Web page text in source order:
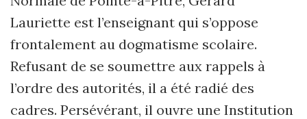
Lauriette est l’enseignant qui s’oppose
frontalement au dogmatisme scolaire.
Refusant de se soumettre aux rappels à
l’ordre des autorités, il a été radié des
cadres. Persévérant, il ouvre une Institution